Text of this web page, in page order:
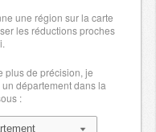
une région sur la carte
les réductions proches
plus de précision, je
département dans la
: